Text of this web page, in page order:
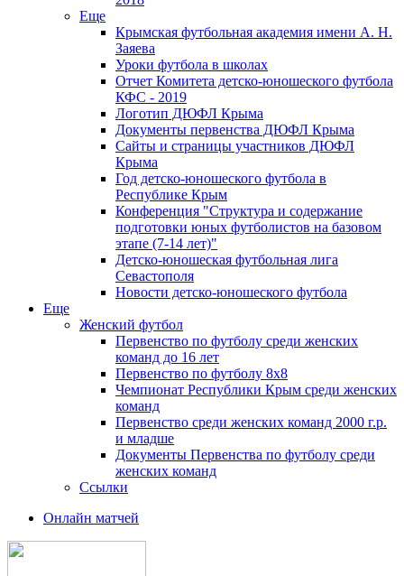
Еще
Крымская футбольная академия имени А. Н.
Заяева
Уроки футбола в школах
Отчет Комитета детско-юношеского футбола
КФС - 2019
Логотип ДЮФЛ Крыма
Документы первенства ДЮФЛ Крыма
Сайты и страницы участников ДЮФЛ
Крыма
Год детско-юношеского футбола в
Республике Крым
Конференция "Структура и содержание
подготовки юных футболистов на базовом
этапе (7-14 лет)"
Детско-юношеская футбольная лига
Севастополя
Новости детско-юношеского футбола
Еще
Женский футбол
Первенство по футболу среди женских
команд до 16 лет
Первенство по футболу 8х8
Чемпионат Республики Крым среди женских
команд
Первенство среди женских команд 2000 г.р.
и младше
Документы Первенства по футболу среди
женских команд
Ссылки
Онлайн матчей